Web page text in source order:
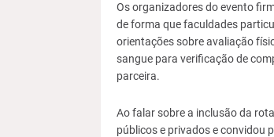
Os organizadores do evento
de forma que faculdades
orientações sobre avaliação
sangue para verificação de
parceira.
Ao falar sobre a inclusão da
públicos e privados e convidou